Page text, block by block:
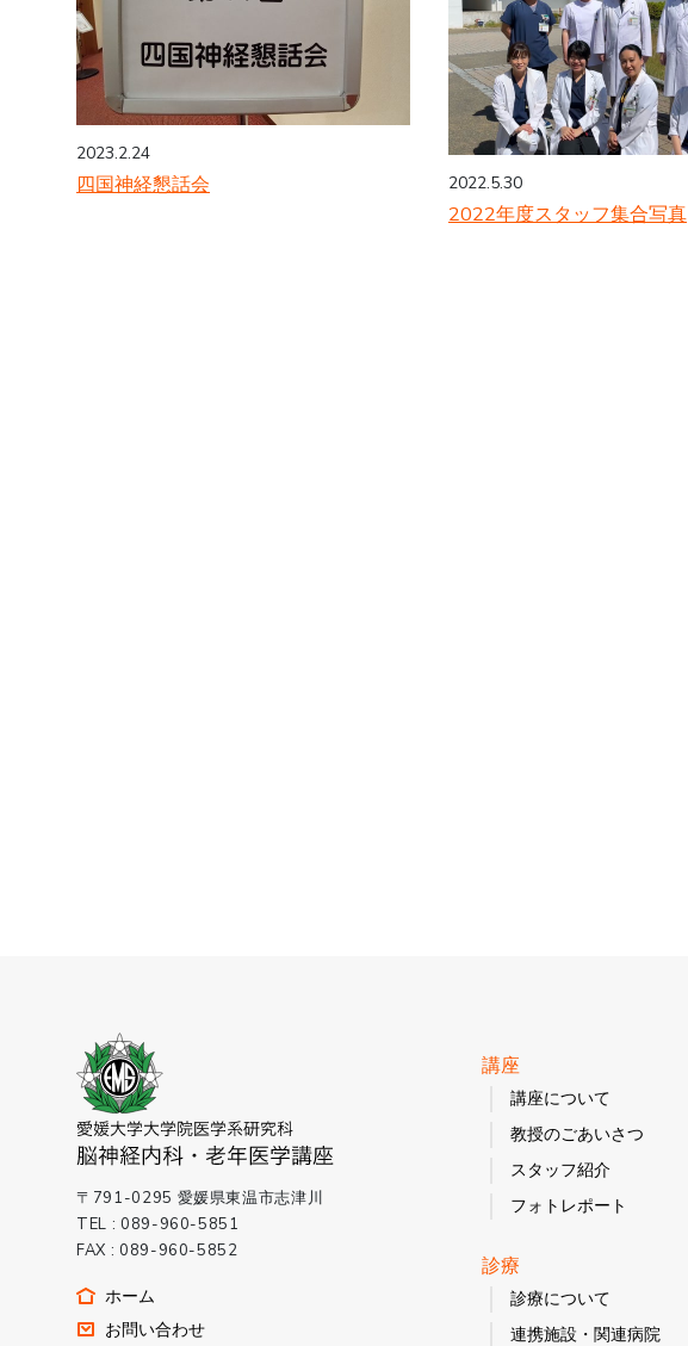
2023.2.24
四国神経懇話会 2022.5.30
2022年度スタッフ集合写真
〒791-0295 愛媛県東温市志津川
TEL : 089-960-5851
FAX : 089-960-5852
ホーム
お問い合わせ
講座
講座について
教授のごあいさつ
スタッフ紹介
フォトレポート
診療
診療について
連携施設・関連病院